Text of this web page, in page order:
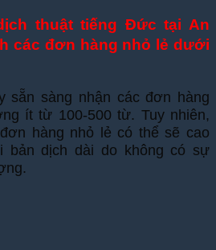
thuật tiếng Đức tại An
các đơn hàng nhỏ lẻ dưới
sẵn sàng nhận các đơn hàng
ít từ 100-500 từ. Tuy nhiên,
hàng nhỏ lẻ có thể sẽ cao
bản dịch dài do không có sự